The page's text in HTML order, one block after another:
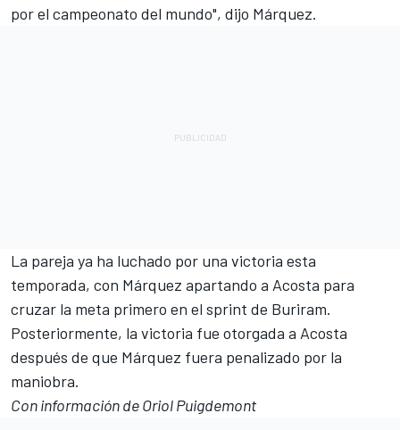
por el campeonato del mundo", dijo Márquez.
La pareja ya ha luchado por una victoria esta
temporada, con Márquez apartando a Acosta para
cruzar la meta primero en el sprint de Buriram.
Posteriormente, la victoria fue otorgada a Acosta
después de que Márquez fuera penalizado por la
maniobra.
Con información de Oriol Puigdemont